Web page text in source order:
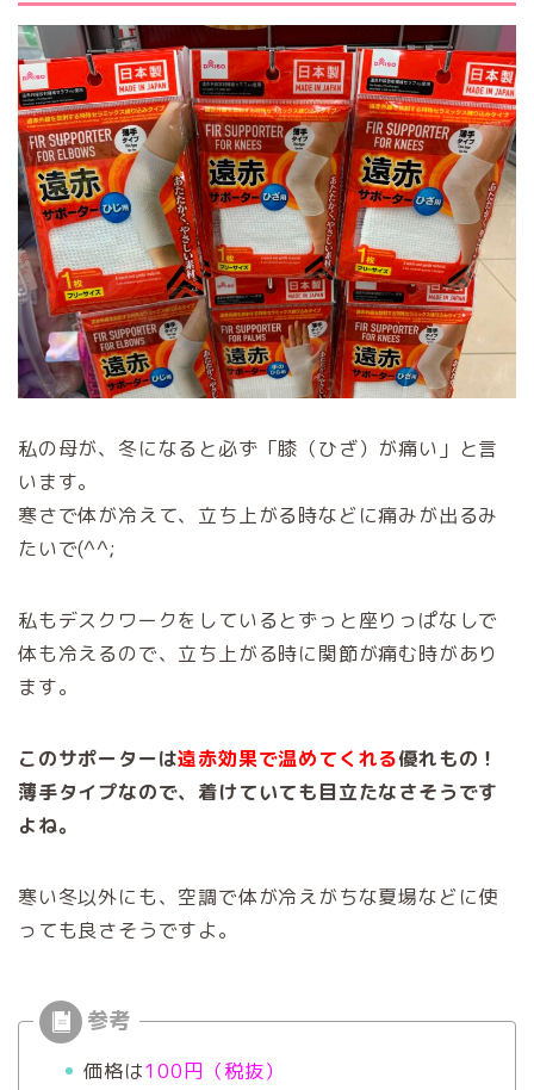
私の母が、冬になると必ず「膝（ひざ）が痛い」と言
います。
寒さで体が冷えて、立ち上がる時などに痛みが出るみ
たいで(^^;
私もデスクワークをしているとずっと座りっぱなしで
体も冷えるので、立ち上がる時に関節が痛む時があり
ます。
このサポーターは遠赤効果で温めてくれる優れもの！
薄手タイプなので、着けていても目立たなさそうです
よね。
寒い冬以外にも、空調で体が冷えがちな夏場などに使
っても良さそうですよ。
価格は100円（税抜）